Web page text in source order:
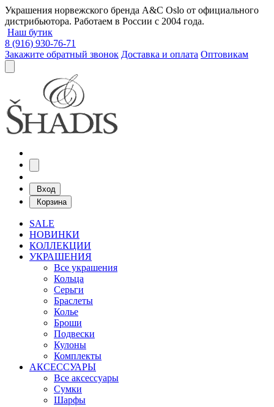
Украшения норвежского бренда A&C Oslo от официального
дистрибьютора. Работаем в России с 2004 года.
Наш бутик
8 (916) 930-76-71
Закажите обратный звонок Доставка и оплата Оптовикам
Вход
Корзина
SALE
НОВИНКИ
КОЛЛЕКЦИИ
УКРАШЕНИЯ
Все украшения
Кольца
Серьги
Браслеты
Колье
Броши
Подвески
Кулоны
Комплекты
АКСЕССУАРЫ
Все аксессуары
Сумки
Шарфы